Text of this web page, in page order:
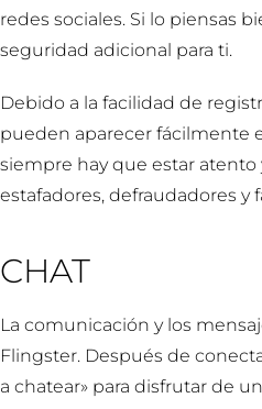
redes sociales. Si lo piensas
seguridad adicional para ti.
Debido a la facilidad de
pueden aparecer fácilmente
siempre hay que estar
estafadores, defraudadores y
CHAT
La comunicación y los
Flingster. Después de
a chatear» para disfrutar de